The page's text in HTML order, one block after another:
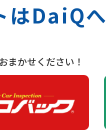
はDaiQ
まかせください！